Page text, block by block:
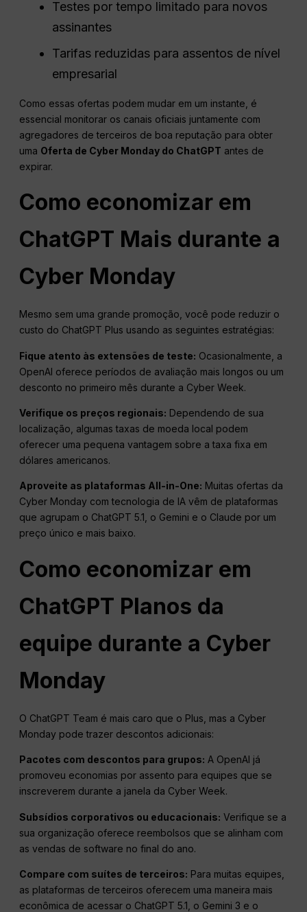
Testes por tempo limitado para novos
assinantes
Tarifas reduzidas para assentos de nível
empresarial
Como essas ofertas podem mudar em um instante, é
essencial monitorar os canais oficiais juntamente com
agregadores de terceiros de boa reputação para obter
uma Oferta de Cyber Monday do ChatGPT antes de
expirar.
Como economizar em
ChatGPT Mais durante a
Cyber Monday
Mesmo sem uma grande promoção, você pode reduzir o
custo do ChatGPT Plus usando as seguintes estratégias:
Fique atento às extensões de teste: Ocasionalmente, a
OpenAI oferece períodos de avaliação mais longos ou um
desconto no primeiro mês durante a Cyber Week.
Verifique os preços regionais: Dependendo de sua
localização, algumas taxas de moeda local podem
oferecer uma pequena vantagem sobre a taxa fixa em
dólares americanos.
Aproveite as plataformas All-in-One: Muitas ofertas da
Cyber Monday com tecnologia de IA vêm de plataformas
que agrupam o ChatGPT 5.1, o Gemini e o Claude por um
preço único e mais baixo.
Como economizar em
ChatGPT Planos da
equipe durante a Cyber
Monday
O ChatGPT Team é mais caro que o Plus, mas a Cyber
Monday pode trazer descontos adicionais:
Pacotes com descontos para grupos: A OpenAI já
promoveu economias por assento para equipes que se
inscreverem durante a janela da Cyber Week.
Subsídios corporativos ou educacionais: Verifique se a
sua organização oferece reembolsos que se alinham com
as vendas de software no final do ano.
Compare com suítes de terceiros: Para muitas equipes,
as plataformas de terceiros oferecem uma maneira mais
econômica de acessar o ChatGPT 5.1, o Gemini 3 e o